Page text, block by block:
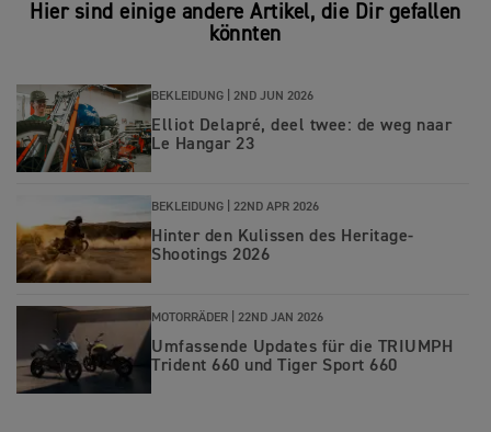
Hier sind einige andere Artikel, die Dir gefallen
könnten
BEKLEIDUNG | 2ND JUN 2026
Elliot Delapré, deel twee: de weg naar
Le Hangar 23
BEKLEIDUNG | 22ND APR 2026
Hinter den Kulissen des Heritage-
Shootings 2026
MOTORRÄDER | 22ND JAN 2026
Umfassende Updates für die TRIUMPH
Trident 660 und Tiger Sport 660